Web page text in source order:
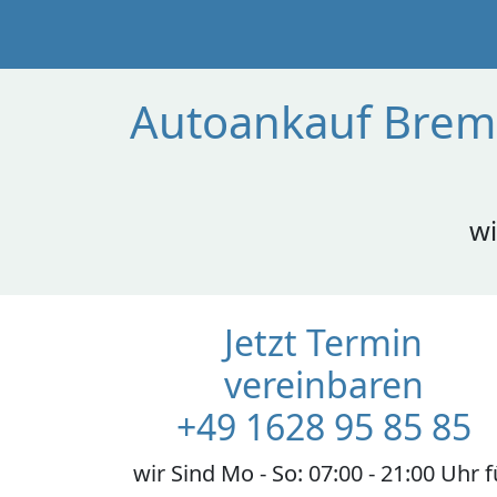
Autoankauf
Jetzt Termin
vereinbaren
+49 1628 95 85 85
wir Sind Mo - So: 07:00 - 21:00 Uhr